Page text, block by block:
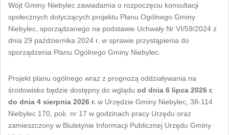
Wójt Gminy Niebylec zawiadamia o rozpoczęciu konsultacji
społecznych dotyczących projektu Planu Ogólnego Gminy
Niebylec, sporządzanego na podstawie Uchwały Nr VI/59/2024 z
dnia 29 października 2024 r. w sprawie przystąpienia do
sporządzenia Planu Ogólnego Gminy Niebylec.
Projekt planu ogólnego wraz z prognozą oddziaływania na
środowisko będzie dostępny do wglądu od dnia 6 lipca 2026 r.
do dnia 4 sierpnia 2026 r. w Urzędzie Gminy Niebylec, 38-114
Niebylec 170, pok. nr 17 w godzinach pracy Urzędu oraz
zamieszczony w Biuletynie Informacji Publicznej Urzędu Gminy